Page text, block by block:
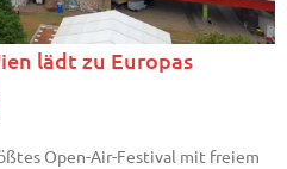
lädt zu Europas
Open-Air-Festival mit freiem